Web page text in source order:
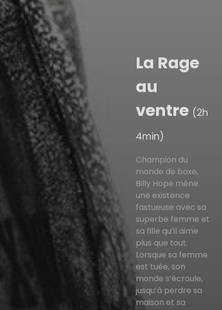
La Rage
au
ventre (2h
4min)
Champion du
monde de boxe,
Billy Hope mène
une existence
fastueuse avec sa
superbe femme et
sa fille qu’il aime
plus que tout.
Lorsque sa femme
est tuée, son
monde s’écroule,
jusqu’à perdre sa
maison et sa